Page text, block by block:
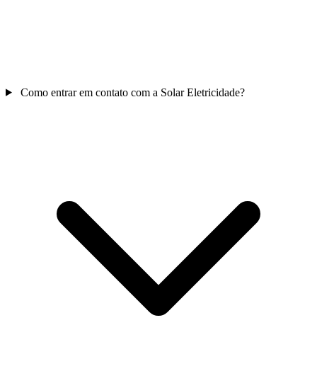
Como entrar em contato com a Solar Eletricidade?